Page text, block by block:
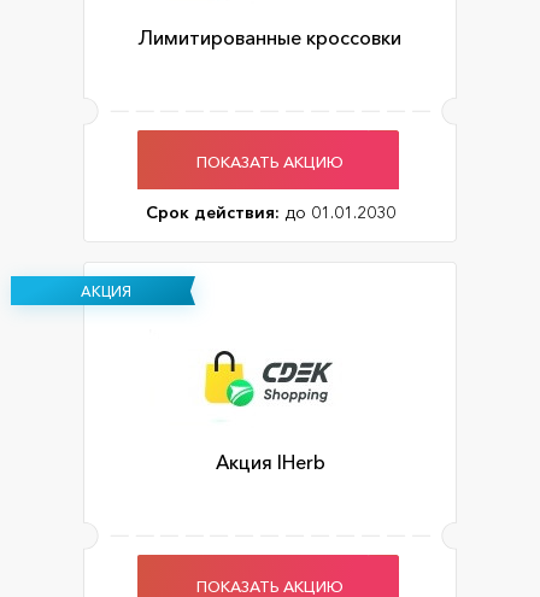
Лимитированные кроссовки
ПОКАЗАТЬ АКЦИЮ
Срок действия: до 01.01.2030
АКЦИЯ
Акция IHerb
ПОКАЗАТЬ АКЦИЮ